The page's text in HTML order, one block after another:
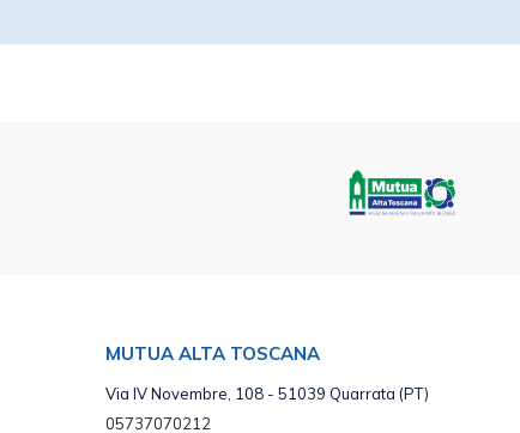
MUTUA ALTA TOSCANA
Via IV Novembre, 108 - 51039 Quarrata (PT)
05737070212